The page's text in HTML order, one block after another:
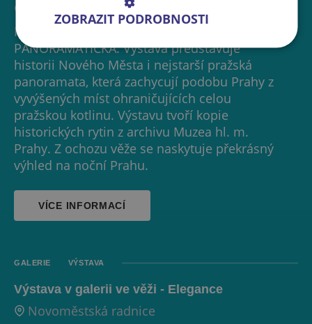
Novoměstská radnice
HISTORIE NOVÉHO MĚSTA A PRAHA
PANORAMATICKÁ. Výstava představuje
historii Nového Města i nejstarší pražská
panoramata, která zachycují podobu Prahy z
vyvýšených míst ohraničujících celou
pražskou kotlinu. Výstavu tvoří kopie
historických rytin z archivu Muzea hl. m.
Prahy. Z ochozu věže se naskytuje překrásný
výhled na noční Prahu.
VÍCE INFORMACÍ
GALERIE VÝSTAVA
Výstava v galerii ve věži - Elegance
Novoměstská radnice
ZOBRAZIT PODROBNOSTI